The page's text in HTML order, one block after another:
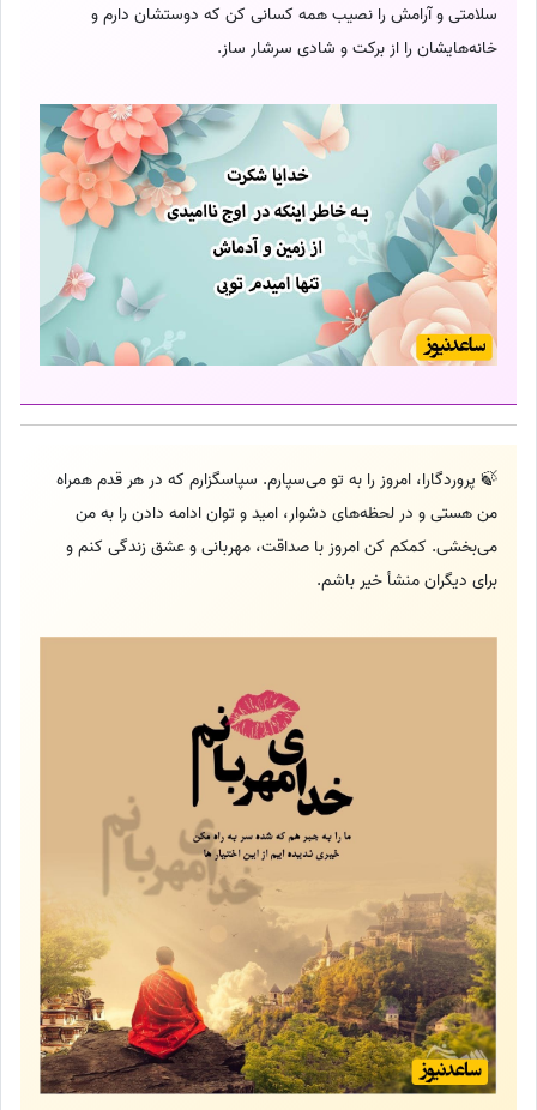
سلامتی و آرامش را نصیب همه کسانی کن که دوستشان دارم و
خانه‌هایشان را از برکت و شادی سرشار ساز.
🍃 پروردگارا، امروز را به تو می‌سپارم. سپاسگزارم که در هر قدم همراه
من هستی و در لحظه‌های دشوار، امید و توان ادامه دادن را به من
می‌بخشی. کمکم کن امروز با صداقت، مهربانی و عشق زندگی کنم و
برای دیگران منشأ خیر باشم.